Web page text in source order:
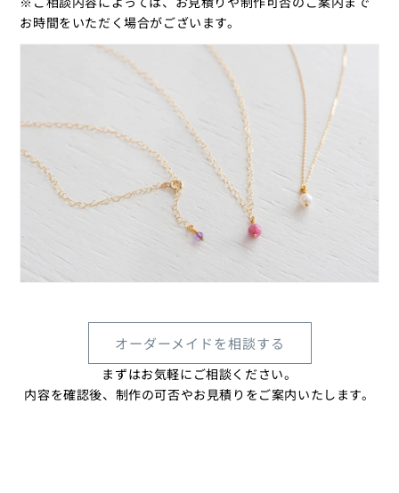
お時間をいただく場合がございます。
オーダーメイドを相談する
まずはお気軽にご相談ください。
内容を確認後、制作の可否やお見積りをご案内いたします。